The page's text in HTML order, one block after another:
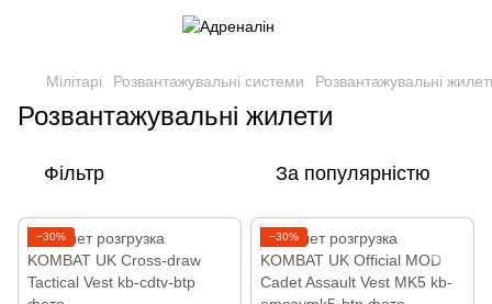
Мілітарі Розвантажувальні системи Розвантажувальні
Розвантажувальні жилети
Фільтр За популярністю
−30% −30%